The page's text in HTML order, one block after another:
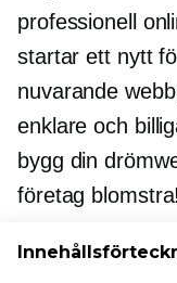
professionell
startar ett nytt
nuvarande
enklare och
bygg din
företag blomstra!